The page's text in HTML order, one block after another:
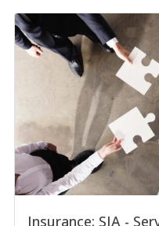
Insurance: SIA -